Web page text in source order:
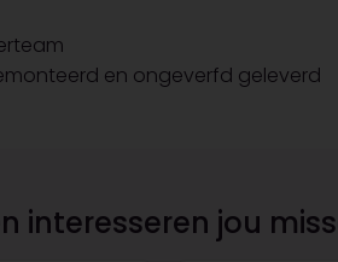
en ongeverfd geleverd
interesseren jou